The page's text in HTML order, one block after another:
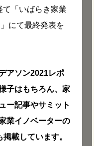
て「いばらき家業
にて最終発表を
アソン2021レポ
子はもちろん、家
ー記事やサミット
業イノベーターの
載しています。